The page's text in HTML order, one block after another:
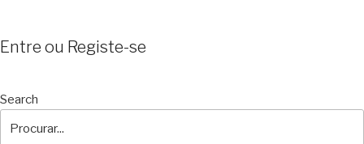
Entre ou Registe-se
Search